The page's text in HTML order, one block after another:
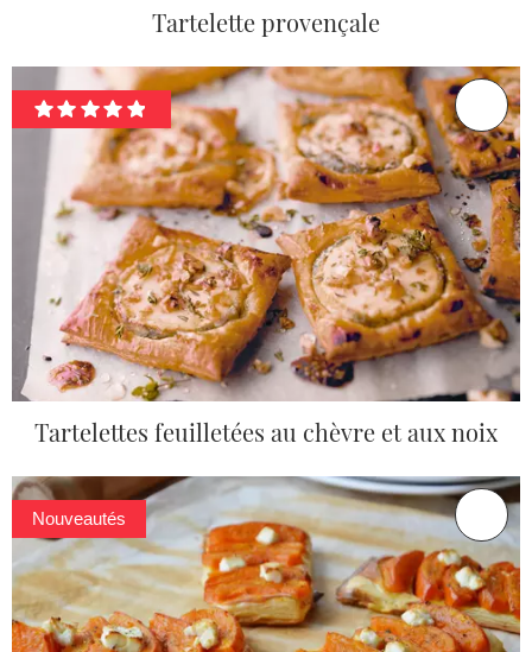
Tartelette provençale
Tartelettes feuilletées au chèvre et aux noix
Nouveautés